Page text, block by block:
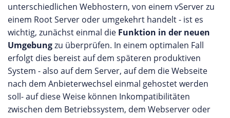
unterschiedlichen Webhostern, von einem vServer zu
einem Root Server oder umgekehrt handelt - ist es
wichtig, zunächst einmal die Funktion in der neuen
Umgebungzu überprüfen. In einem optimalen Fall
erfolgt dies bereist auf dem späteren produktiven
System - also auf dem Server, auf dem die Webseite
nach dem Anbieterwechsel einmal gehostet werden
soll- auf diese Weise können Inkompatibilitäten
zwischen dem Betriebssystem, dem Webserver oder